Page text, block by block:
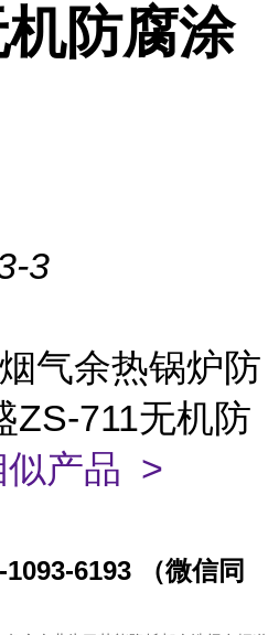
防腐涂
3
气余热锅炉防
ZS-711无机防
似产品 >
6193 （微信同